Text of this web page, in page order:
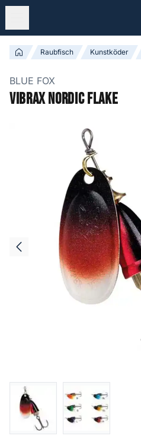
Raubfisch Kunstköder
BLUE FOX
Vibrax Nordic Flake